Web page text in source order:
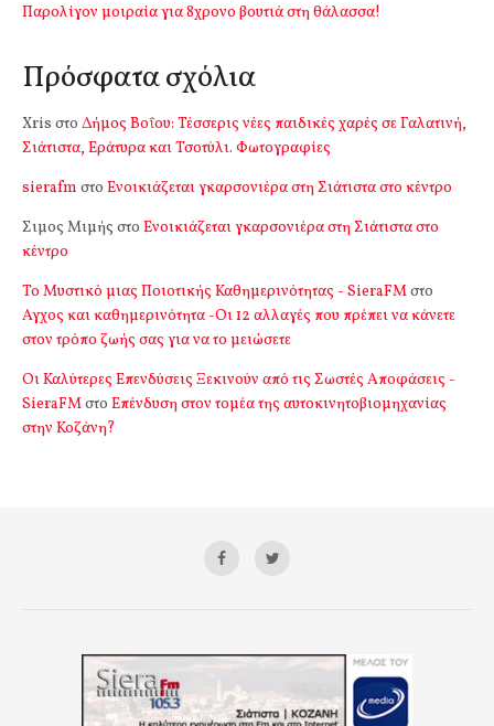
Παρολίγον μοιραία για 8χρονο βουτιά στη θάλασσα!
Πρόσφατα σχόλια
Xris στο Δήμος Βοΐου: Τέσσερις νέες παιδικές χαρές σε Γαλατινή,
Σιάτιστα, Εράτυρα και Τσοτύλι. Φωτογραφίες
sierafm στο Ενοικιάζεται γκαρσονιέρα στη Σιάτιστα στο κέντρο
Σιμος Μιμής στο Ενοικιάζεται γκαρσονιέρα στη Σιάτιστα στο
κέντρο
Το Μυστικό μιας Ποιοτικής Καθημερινότητας - SieraFMστο
Αγχος και καθημερινότητα -Οι 12 αλλαγές που πρέπει να κάνετε
στον τρόπο ζωής σας για να το μειώσετε
Οι Καλύτερες Επενδύσεις Ξεκινούν από τις Σωστές Αποφάσεις -
SieraFMστο Επένδυση στον τομέα της αυτοκινητοβιομηχανίας
στην Κοζάνη?